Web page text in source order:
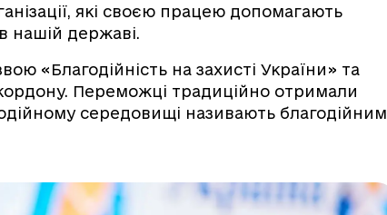
які своєю працею допомагають
нашій державі.
«Благодійність на захисті України» та
Переможці традиційно отримали
середовищі називають благодійним